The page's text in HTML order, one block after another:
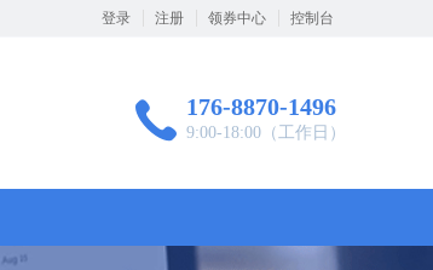
登录 注册 领券中心 控制台
176-8870-1496
9:00-18:00（工作日）